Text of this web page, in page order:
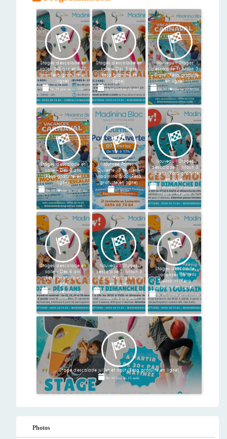
Stages d'escalade en
salle : 3-5 ans et 6-17
ans (Résa gratuite en
ligne)
Du 29 juin au 16 août
Stages d'escalade en
salle - Dès 3 ans
(Résa gratuite en
ligne)
Du06 avrilau19 avril
Nouveau ! Stages
d'escalade Ti Moun 3
- 6 ans (Résa gratuite
en ligne)
Du 21 f�vrierau22 février
Stages d'escalade en
salle - Dès 6 ans
(Résa gratuite en
ligne)
Du10 f�vrierau20 février
Journée Portes
Ouverte : 7 février -
Madinina Bloc (Résa
gratuite en ligne)
07 février
Nouveau ! Stages
d'escalade Ti Moun 3
- 6 ans (Résa gratuite
en ligne)
27 décembre/28 décembre/
03 janvier/04 janvier
Stages d'escalade en
salle - Dès 6 ans
(Résa gratuite en
ligne)
Du22 d�cembreau02
janvier
Nouveau ! Stages
d'escalade Ti Moun 3
- 6 ans (Résa gratuite
en ligne)
25 octobre/26 octobre/01
novembre/02 novembre
Stages d'escalade
vacances de la
Toussaint (Résa
gratuite en ligne)
Du20 octobreau31 octobre
Stage d'escalade juillet et août (Résa gratuite en ligne)
Du 30 juinau 15 août
Photos